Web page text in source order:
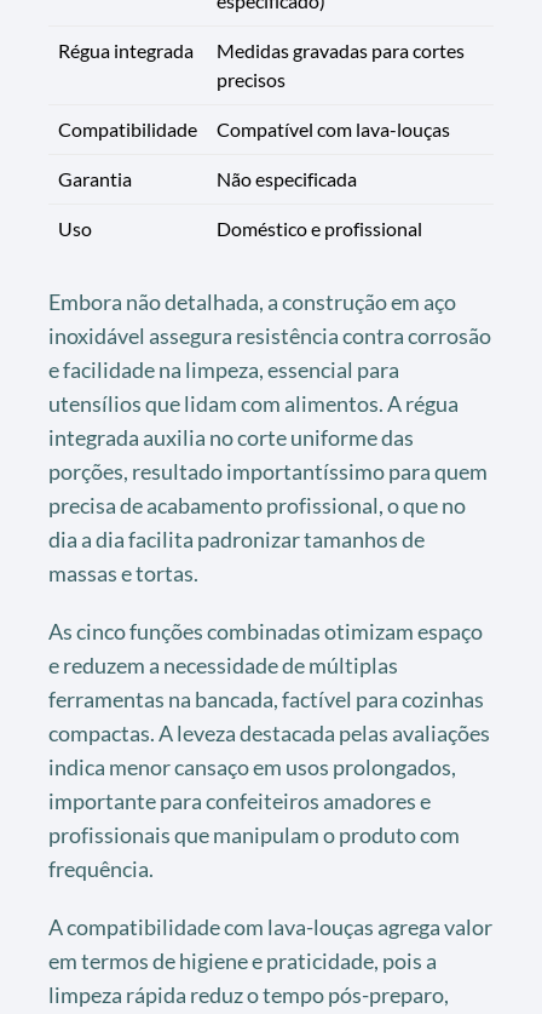
Régua integrada
Medidas gravadas para cortes
precisos
Compatibilidade Compatível com lava-louças
Garantia Não especificada
Uso Doméstico e profissional
Embora não detalhada, a construção em aço
inoxidável assegura resistência contra corrosão
e facilidade na limpeza, essencial para
utensílios que lidam com alimentos. A régua
integrada auxilia no corte uniforme das
porções, resultado importantíssimo para quem
precisa de acabamento profissional, o que no
dia a dia facilita padronizar tamanhos de
massas e tortas.
As cinco funções combinadas otimizam espaço
e reduzem a necessidade de múltiplas
ferramentas na bancada, factível para cozinhas
compactas. A leveza destacada pelas avaliações
indica menor cansaço em usos prolongados,
importante para confeiteiros amadores e
profissionais que manipulam o produto com
frequência.
A compatibilidade com lava-louças agrega valor
em termos de higiene e praticidade, pois a
limpeza rápida reduz o tempo pós-preparo,